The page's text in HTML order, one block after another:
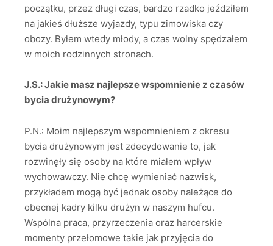
początku, przez długi czas, bardzo rzadko jeździłem
na jakieś dłuższe wyjazdy, typu zimowiska czy
obozy. Byłem wtedy młody, a czas wolny spędzałem
w moich rodzinnych stronach.
J.S.: Jakie masz najlepsze wspomnienie z czasów
bycia drużynowym?
P.N.: Moim najlepszym wspomnieniem z okresu
bycia drużynowym jest zdecydowanie to, jak
rozwinęły się osoby na które miałem wpływ
wychowawczy. Nie chcę wymieniać nazwisk,
przykładem mogą być jednak osoby należące do
obecnej kadry kilku drużyn w naszym hufcu.
Wspólna praca, przyrzeczenia oraz harcerskie
momenty przełomowe takie jak przyjęcia do